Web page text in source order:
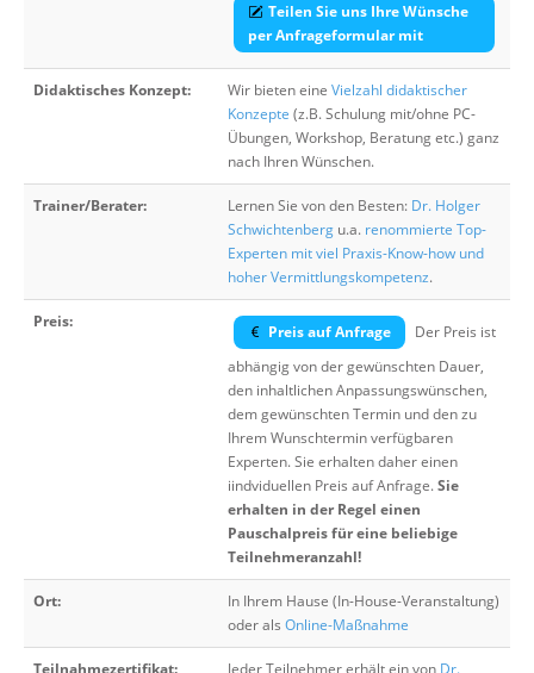
Teilen Sie uns Ihre Wünsche
per Anfrageformular mit
Didaktisches Konzept: Wir bieten eine Vielzahl didaktischer
Konzepte (z.B. Schulung mit/ohne PC-
Übungen, Workshop, Beratung etc.) ganz
nach Ihren Wünschen.
Trainer/Berater: Lernen Sie von den Besten: Dr. Holger
Schwichtenberg u.a. renommierte Top-
Experten mit viel Praxis-Know-how und
hoher Vermittlungskompetenz.
Preis:
Preis auf Anfrage
Der Preis ist
abhängig von der gewünschten Dauer,
den inhaltlichen Anpassungswünschen,
dem gewünschten Termin und den zu
Ihrem Wunschtermin verfügbaren
Experten. Sie erhalten daher einen
iindviduellen Preis auf Anfrage.Sie
erhalten in der Regel einen
Pauschalpreis für eine beliebige
Teilnehmeranzahl!
Ort:
In Ihrem Hause (In-House-Veranstaltung)
oder als Online-Maßnahme
Teilnahmezertifikat: Jeder Teilnehmer erhält ein von Dr.